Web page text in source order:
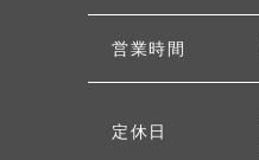
営業時間
定休日